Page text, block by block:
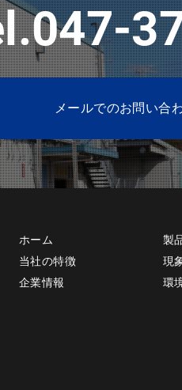
メールでのお問い合
ホーム
当社の特徴
企業情報
製
現
環